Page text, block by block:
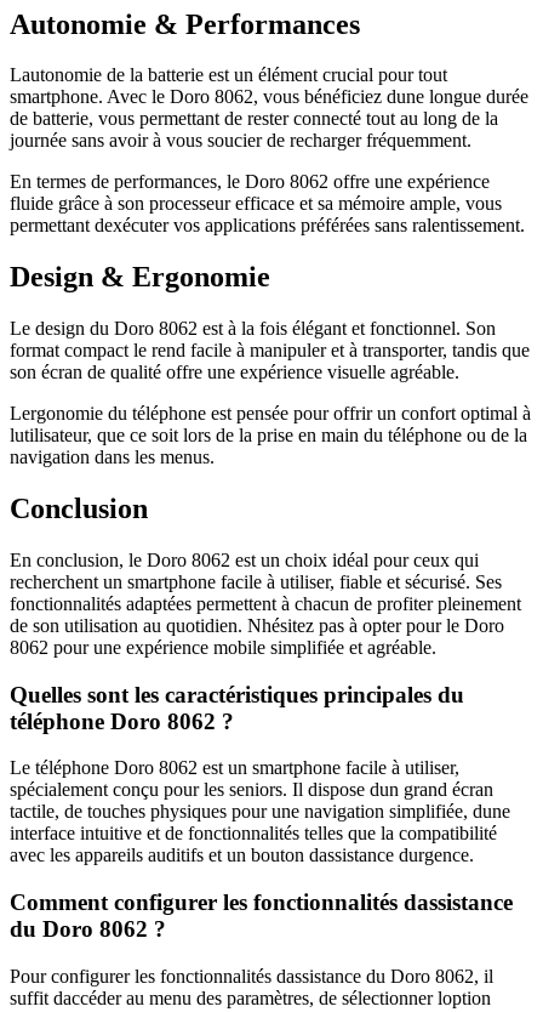
Autonomie & Performances
Lautonomie de la batterie est un élément crucial pour tout
smartphone. Avec le Doro 8062, vous bénéficiez dune longue durée
de batterie, vous permettant de rester connecté tout au long de la
journée sans avoir à vous soucier de recharger fréquemment.
En termes de performances, le Doro 8062 offre une expérience
fluide grâce à son processeur efficace et sa mémoire ample, vous
permettant dexécuter vos applications préférées sans ralentissement.
Design & Ergonomie
Le design du Doro 8062 est à la fois élégant et fonctionnel. Son
format compact le rend facile à manipuler et à transporter, tandis que
son écran de qualité offre une expérience visuelle agréable.
Lergonomie du téléphone est pensée pour offrir un confort optimal à
lutilisateur, que ce soit lors de la prise en main du téléphone ou de la
navigation dans les menus.
Conclusion
En conclusion, le Doro 8062 est un choix idéal pour ceux qui
recherchent un smartphone facile à utiliser, fiable et sécurisé. Ses
fonctionnalités adaptées permettent à chacun de profiter pleinement
de son utilisation au quotidien. Nhésitez pas à opter pour le Doro
8062 pour une expérience mobile simplifiée et agréable.
Quelles sont les caractéristiques principales du
téléphone Doro 8062 ?
Le téléphone Doro 8062 est un smartphone facile à utiliser,
spécialement conçu pour les seniors. Il dispose dun grand écran
tactile, de touches physiques pour une navigation simplifiée, dune
interface intuitive et de fonctionnalités telles que la compatibilité
avec les appareils auditifs et un bouton dassistance durgence.
Comment configurer les fonctionnalités dassistance
du Doro 8062 ?
Pour configurer les fonctionnalités dassistance du Doro 8062, il
suffit daccéder au menu des paramètres, de sélectionner loption